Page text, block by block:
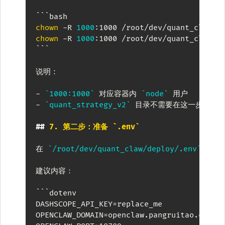
``` bash
chown -R 1000
chown -R 1000 :1000 /root/dev/quant_claw/
```
说明：
- `1000:1000` 对应容器内 `node`
-
`quant_strategy_v2` 目录不需要在这一步改权限
## 7. 第二步：准备 `.env`
在 `/root/dev/quant_claw/deploy/.env`
建议内容：
``` dotenv
DASHSCOPE_API_KEY=replace_me
OPENCLAW_DOMAIN=openclaw.pangruitao.com